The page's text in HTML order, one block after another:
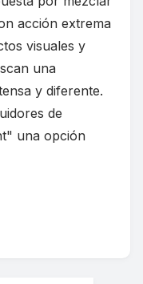
acción extrema
visuales y
una
y diferente.
de
una opción